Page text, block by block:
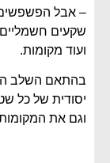
– אבל הפשפשים
שקעים
ועוד מקומות.
בהתאם השלב
יסודית של כל
וגם את